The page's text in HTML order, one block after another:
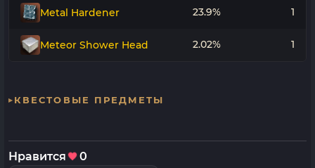
Metal Hardener 23.9% 1
Meteor Shower Head 2.02% 1
КВЕСТОВЫЕ ПРЕДМЕТЫ
Нравится 0